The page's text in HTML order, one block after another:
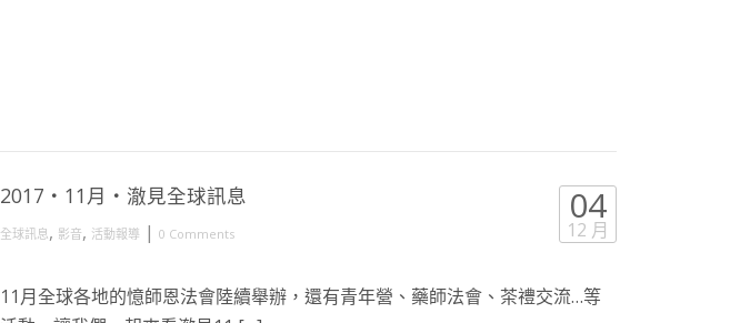
2017・11月・澈見全球訊息
全球訊息, 影音, 活動報導 | 0 Comments
04
12 月
11月全球各地的憶師恩法會陸續舉辦，還有青年營、藥師法會、茶禮交流…等